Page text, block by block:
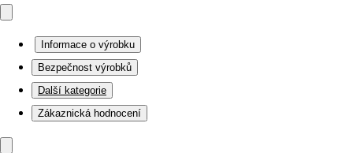
Informace o výrobku
Bezpečnost výrobků
Další kategorie
Zákaznická hodnocení